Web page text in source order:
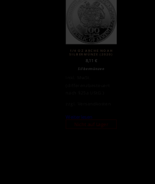
1/4 OZ ARCHE NOAH
SILBERMÜNZE (2020)
8,11 €
Silbermünzen
Weiterlesen
Nicht auf Lager